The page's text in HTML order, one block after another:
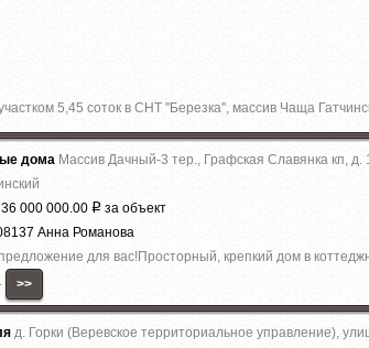
5,45 соток в СНТ ''Березка'', массив Чаща
дома Массив Дачный-3 тер., Графская Славянка кп, д.
000 000.00 Р за объект
Анна Романова
для вac!Прocтopный, кpeпкий дом в
>>
д. Горки (Веревское территориальное управление),